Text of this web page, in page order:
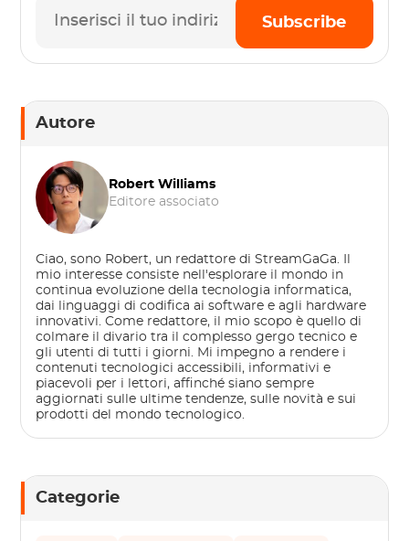
Subscribe
Autore
Robert Williams
Editore associato
Ciao, sono Robert, un redattore di StreamGaGa. Il
mio interesse consiste nell'esplorare il mondo in
continua evoluzione della tecnologia informatica,
dai linguaggi di codifica ai software e agli hardware
innovativi. Come redattore, il mio scopo è quello di
colmare il divario tra il complesso gergo tecnico e
gli utenti di tutti i giorni. Mi impegno a rendere i
contenuti tecnologici accessibili, informativi e
piacevoli per i lettori, affinché siano sempre
aggiornati sulle ultime tendenze, sulle novità e sui
prodotti del mondo tecnologico.
Categorie